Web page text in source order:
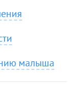
малыша